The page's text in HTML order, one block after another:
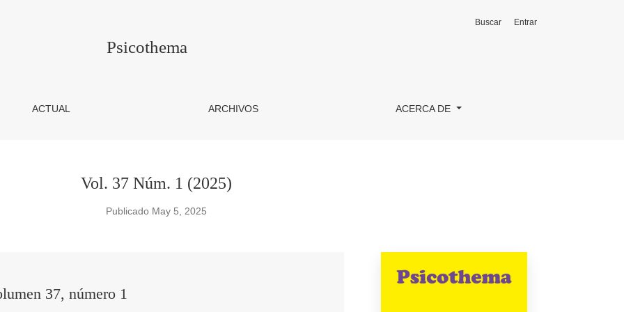
Psicothema
ACTUAL ARCHIVOS ACERCA DE
Buscar Entrar
Vol. 37 Núm. 1 (2025)
Publicado May 5, 2025
37, número 1